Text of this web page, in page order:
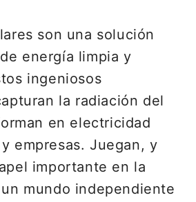
son una solución
energía limpia y
ingeniosos
la radiación del
en electricidad
empresas. Juegan, y
importante en la
mundo independiente